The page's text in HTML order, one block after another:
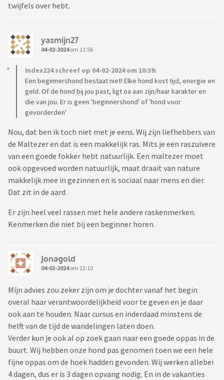
twijfels over hebt.
yasmijn27
04-02-2024om 11:56
Index224 schreef op 04-02-2024 om 10:39:
Een beginnershond bestaat niet! Elke hond kost tijd, energie en
geld. Of de hond bij jou past, ligt oa aan zijn/haar karakter en
die van jou. Er is geen 'beginnershond' of 'hond voor
gevorderden'
Nou, dat ben ik toch niet met je eens. Wij zijn liefhebbers van
de Maltezer en dat is een makkelijk ras. Mits je een raszuivere
van een goede fokker hebt natuurlijk. Een maltezer moet
ook opgevoed worden natuurlijk, maat draait van nature
makkelijk mee in gezinnen en is sociaal naar mens en dier.
Dat zit in de aard.
Er zijn heel veel rassen met hele andere raskenmerken.
Kenmerken die niet bij een beginner horen.
Jonagold
04-02-2024om 12:10
Mijn advies zou zeker zijn om je dochter vanaf het begin
overal haar verantwoordelijkheid voor te geven en je daar
ook aan te houden. Naar cursus en inderdaad minstens de
helft van de tijd de wandelingen laten doen.
Verder kun je ook al op zoek gaan naar een goede oppas in de
buurt. Wij hebben onze hond pas genomen toen we een hele
fijne oppas om de hoek hadden gevonden. Wij werken allebei
4 dagen, dus er is 3 dagen opvang nodig. En in de vakanties